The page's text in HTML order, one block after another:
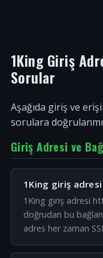
1King Giriş
Sorular
Aşağıda giriş ve
sorulara
Giriş Adresi ve
1King giriş
1King giriş adresi
doğrudan bu
adres her zaman